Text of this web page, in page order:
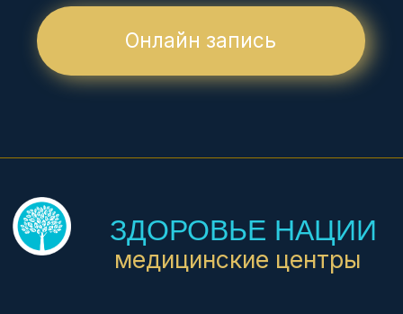
УЗИ экспертное
Гинекология
Юр. лицам
Вакансии
Контакты